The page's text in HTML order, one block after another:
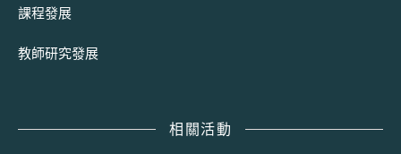
課程發展
教師研究發展
相關活動